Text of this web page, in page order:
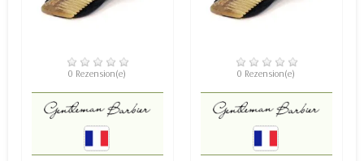
VERFÜGBAR
0 Rezension(e)
VERFÜGBAR
0 Rezension(e)